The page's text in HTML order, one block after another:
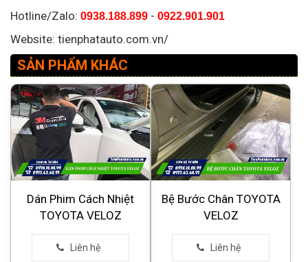
Hotline/Zalo: 0938.188.899 - 0922.901.901
Website: tienphatauto.com.vn/
SẢN PHẨM KHÁC
Dán Phim Cách Nhiệt
TOYOTA VELOZ
Bệ Bước Chân TOYOTA
VELOZ